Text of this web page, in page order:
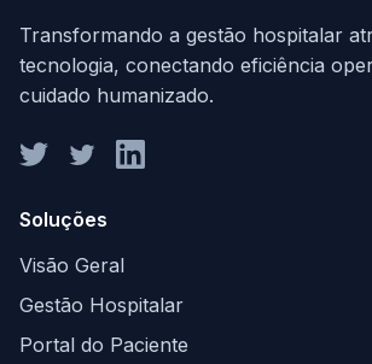
Transformando a gestão hospitalar
tecnologia, conectando eficiência
cuidado humanizado.
Soluções
Visão Geral
Gestão Hospitalar
Portal do Paciente